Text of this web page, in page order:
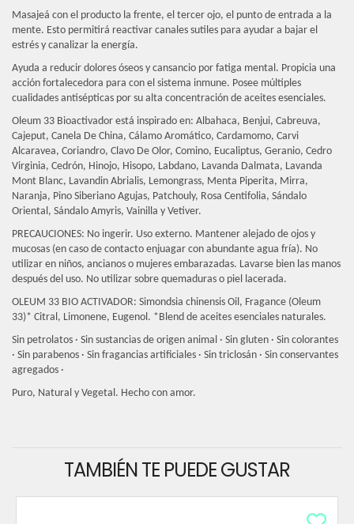
Masajeá con el producto la frente, el tercer ojo, el punto de entrada a la
mente. Esto permitirá reactivar canales sutiles para ayudar a bajar el
estrés y canalizar la energía.
Ayuda a reducir dolores óseos y cansancio por fatiga mental. Propicia una
acción fortalecedora para con el sistema inmune. Posee múltiples
cualidades antisépticas por su alta concentración de aceites esenciales.
Oleum 33 Bioactivador está inspirado en: Albahaca, Benjui, Cabreuva,
Cajeput, Canela De China, Cálamo Aromático, Cardamomo, Carvi
Alcaravea, Coriandro, Clavo De Olor, Comino, Eucaliptus, Geranio, Cedro
Virginia, Cedrón, Hinojo, Hisopo, Labdano, Lavanda Dalmata, Lavanda
Mont Blanc, Lavandin Abrialis, Lemongrass, Menta Piperita, Mirra,
Naranja, Pino Siberiano Agujas, Patchouly, Rosa Centifolia, Sándalo
Oriental, Sándalo Amyris, Vainilla y Vetiver.
PRECAUCIONES: No ingerir. Uso externo. Mantener alejado de ojos y
mucosas (en caso de contacto enjuagar con abundante agua fría). No
utilizar en niños, ancianos o mujeres embarazadas. Lavarse bien las manos
después del uso. No utilizar sobre quemaduras o piel lacerada.
OLEUM 33 BIO ACTIVADOR: Simondsia chinensis Oil, Fragance (Oleum
33)* Citral, Limonene, Eugenol. *Blend de aceites esenciales naturales.
Sin petrolatos · Sin sustancias de origen animal · Sin gluten · Sin colorantes
· Sin parabenos · Sin fragancias artificiales · Sin triclosán · Sin conservantes
agregados ·
Puro, Natural y Vegetal. Hecho con amor.
TAMBIÉN TE PUEDE GUSTAR